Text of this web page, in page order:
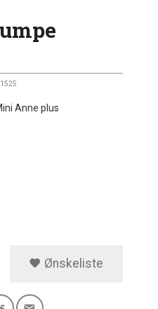
1525
Anne plus
Ønskeliste